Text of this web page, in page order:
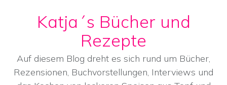
Skip to content
Katja´s Bücher und
Rezepte
Auf diesem Blog dreht es sich rund um Bücher,
Rezensionen, Buchvorstellungen, Interviews und